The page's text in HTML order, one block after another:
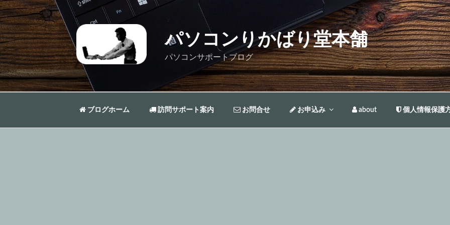
コ
ン
テ
ン
ツ
へ
ス
キ
パソコンりかばり堂本舗
パソコンサポートブログ
ブログホーム 訪問サポート案内 お問合せ お申込み about 個人情報保護